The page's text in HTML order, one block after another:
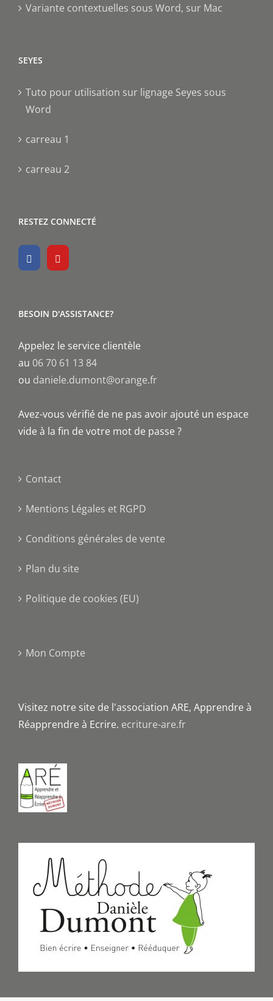
Variante contextuelles sous Word, sur Mac
SEYES
Tuto pour utilisation sur lignage Seyes sous
Word
carreau 1
carreau 2
RESTEZ CONNECTÉ
BESOIN D'ASSISTANCE?
Appelez le service clientèle
au 06 70 61 13 84
ou daniele.dumont@orange.fr
Avez-vous vérifié de ne pas avoir ajouté un espace
vide à la fin de votre mot de passe ?
Contact
Mentions Légales et RGPD
Conditions générales de vente
Plan du site
Politique de cookies (EU)
Mon Compte
Visitez notre site de l'association ARE, Apprendre à
Réapprendre à Ecrire. ecriture-are.fr